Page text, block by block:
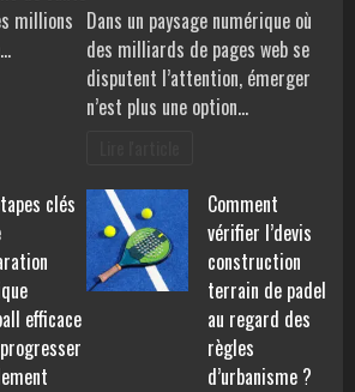
millions Dans un paysage numérique où
des milliards de pages web se
disputent l’attention, émerger
n’est plus une option…
clés
efficace
Comment
vérifier l’devis
construction
terrain de padel
au regard des
règles
d’urbanisme ?